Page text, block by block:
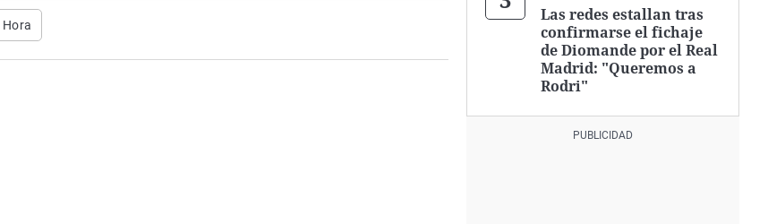
Hora
Las redes estallan tras
confirmarse el fichaje
de Diomande por el Real
Madrid: "Queremos a
Rodri"